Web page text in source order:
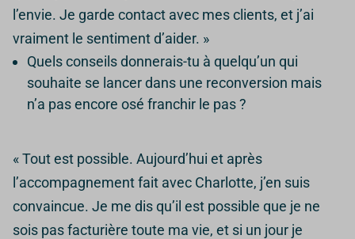
l’envie. Je garde contact avec mes clients, et j’ai
vraiment le sentiment d’aider. »
Quels conseils donnerais-tu à quelqu’un qui
souhaite se lancer dans une reconversion mais
n’a pas encore osé franchir le pas ?
« Tout est possible. Aujourd’hui et après
l’accompagnement fait avec Charlotte, j’en suis
convaincue. Je me dis qu’il est possible que je ne
sois pas facturière toute ma vie, et si un jour je